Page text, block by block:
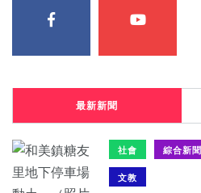
最新新聞
社會 綜合新聞
文教